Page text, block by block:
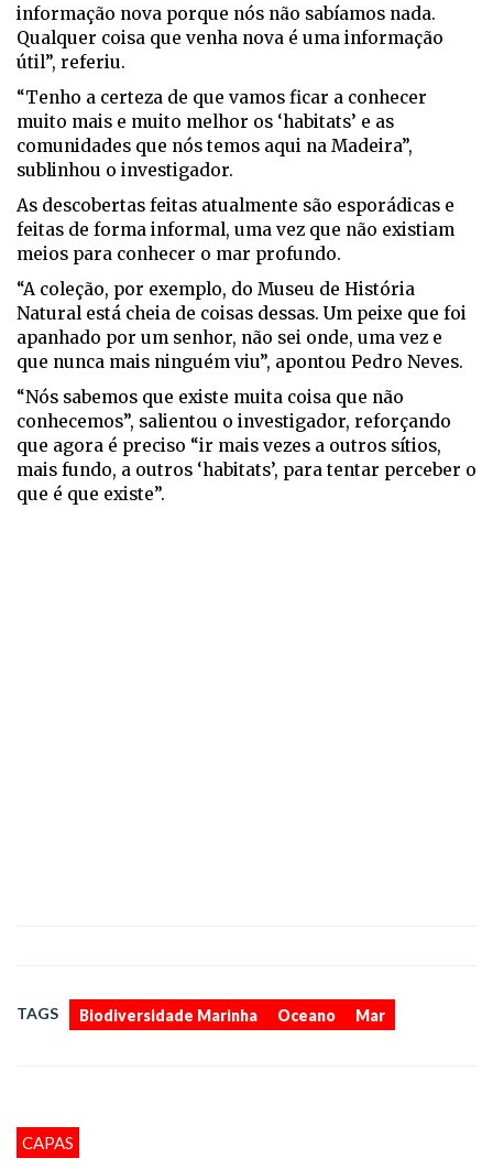
informação nova porque nós não sabíamos nada.
Qualquer coisa que venha nova é uma informação
útil”, referiu.
“Tenho a certeza de que vamos ficar a conhecer
muito mais e muito melhor os ‘habitats’ e as
comunidades que nós temos aqui na Madeira”,
sublinhou o investigador.
As descobertas feitas atualmente são esporádicas e
feitas de forma informal, uma vez que não existiam
meios para conhecer o mar profundo.
“A coleção, por exemplo, do Museu de História
Natural está cheia de coisas dessas. Um peixe que foi
apanhado por um senhor, não sei onde, uma vez e
que nunca mais ninguém viu”, apontou Pedro Neves.
“Nós sabemos que existe muita coisa que não
conhecemos”, salientou o investigador, reforçando
que agora é preciso “ir mais vezes a outros sítios,
mais fundo, a outros ‘habitats’, para tentar perceber o
que é que existe”.
TAGS Biodiversidade Marinha Oceano Mar
CAPAS